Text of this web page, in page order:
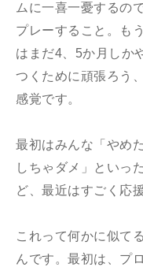
ムに一喜一憂するの
プレーすること。も
はまだ4、5か月しか
つくために頑張ろう
感覚です。
最初はみんな「やめ
しちゃダメ」といっ
ど、最近はすごく応
これって何かに似て
んです。最初は、プ